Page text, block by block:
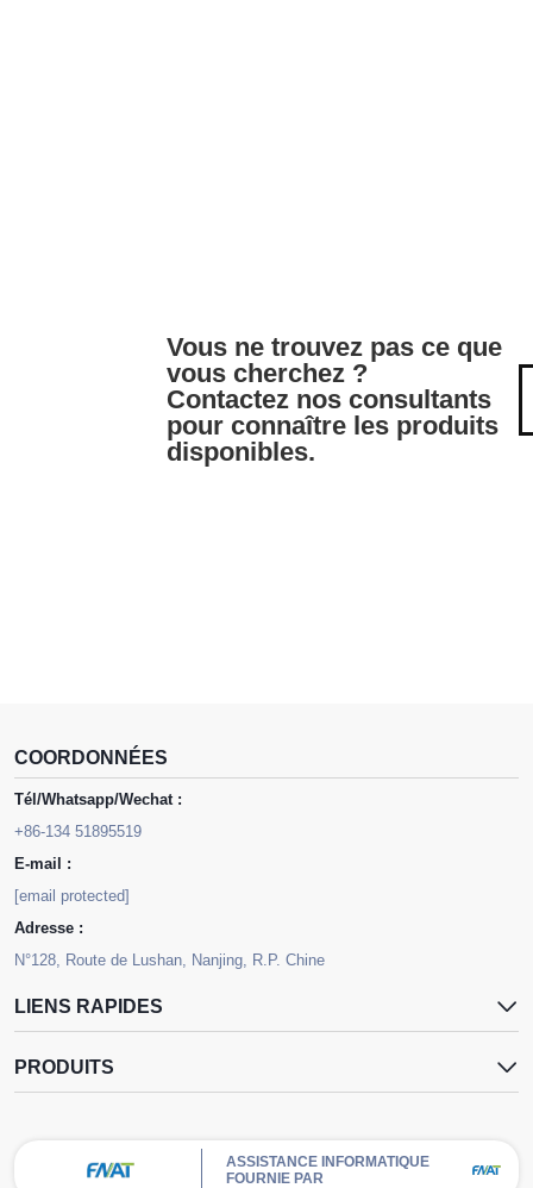
Vous ne trouvez pas ce que
vous cherchez ?
Contactez nos consultants
pour connaître les produits
disponibles.
COORDONNÉES
Tél/Whatsapp/Wechat :
+86-134 51895519
E-mail :
[email protected]
Adresse :
N°128, Route de Lushan, Nanjing, R.P. Chine
LIENS RAPIDES
PRODUITS
ASSISTANCE INFORMATIQUE
FOURNIE PAR